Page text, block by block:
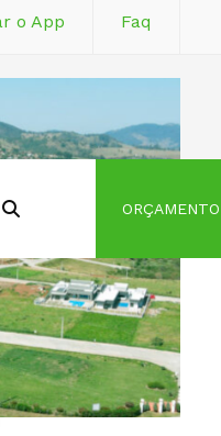
o App Faq
Padre Leonardo, 72
ORÇAMENTO